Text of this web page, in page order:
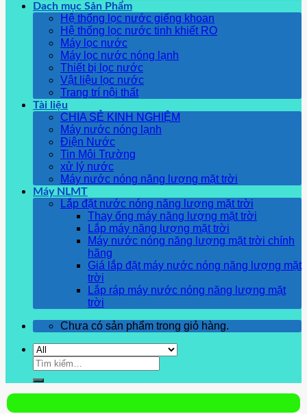
Dach mục Sản Phẩm
Hệ thống lọc nước giếng khoan
Hệ thống lọc nước tinh khiết RO
Máy lọc nước
Máy lọc nước nóng lạnh
Thiết bị lọc nước
Vật liệu lọc nước
Trang trí nội thất
Tài liệu
CHIA SẺ KINH NGHIỆM
Máy nước nóng lạnh
Điện Nước
Tin Môi Trường
xử lý nước
Máy nước nóng năng lượng mặt trời
Máy NLMT
Lắp đặt nước nóng năng lượng mặt trời
Thay ống máy năng lượng mặt trời
Lắp máy năng lượng mặt trời
Máy nước nóng năng lượng mặt trời chính
hãng
Giá lắp đặt máy nước nóng năng lượng mặt
trời
Lắp ráp máy nước nóng năng lượng mặt
trời
Chưa có sản phẩm trong giỏ hàng.
Tìm
kiếm: